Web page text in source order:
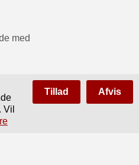
med
Tillad Afvis